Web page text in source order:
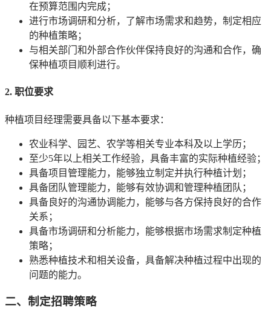
在预算范围内完成；
进行市场调研和分析，了解市场需求和趋势，制定相应
的种植策略；
与相关部门和外部合作伙伴保持良好的沟通和合作，确
保种植项目顺利进行。
2. 职位要求
种植项目经理需要具备以下基本要求：
农业科学、园艺、农学等相关专业本科及以上学历；
至少5年以上相关工作经验，具备丰富的实际种植经验；
具备项目管理能力，能够独立制定并执行种植计划；
具备团队管理能力，能够有效协调和管理种植团队；
具备良好的沟通协调能力，能够与各方保持良好的合作
关系；
具备市场调研和分析能力，能够根据市场需求制定种植
策略；
熟悉种植技术和相关设备，具备解决种植过程中出现的
问题的能力。
二、制定招聘策略